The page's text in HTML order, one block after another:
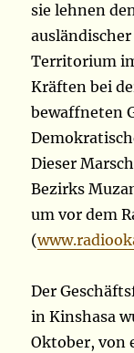
sie lehnen
Territorium
Kräften bei
bewaffneten
Dieser
Bezirks
um vor dem
(
Der
in Kinshasa
Oktober, von